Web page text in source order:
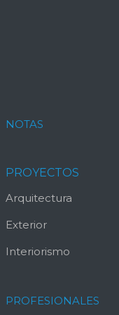
NOTAS
PROYECTOS
Arquitectura
Exterior
Interiorismo
PROFESIONALES